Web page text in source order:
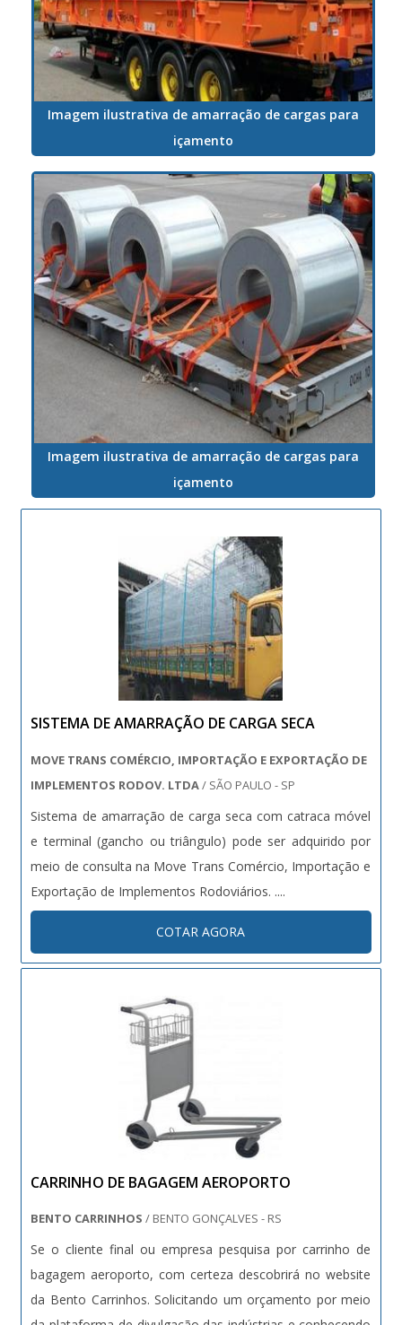
Imagem ilustrativa de amarração de cargas para
içamento
Imagem ilustrativa de amarração de cargas para
içamento
SISTEMA DE AMARRAÇÃO DE CARGA SECA
MOVE TRANS COMÉRCIO, IMPORTAÇÃO E EXPORTAÇÃO DE
IMPLEMENTOS RODOV. LTDA/ SÃO PAULO - SP
Sistema de amarração de carga seca com catraca móvel
e terminal (gancho ou triângulo) pode ser adquirido por
meio de consulta na Move Trans Comércio, Importação e
Exportação de Implementos Rodoviários. ....
COTAR AGORA
CARRINHO DE BAGAGEM AEROPORTO
BENTO CARRINHOS / BENTO GONÇALVES - RS
Se o cliente final ou empresa pesquisa por carrinho de
bagagem aeroporto, com certeza descobrirá no website
da Bento Carrinhos. Solicitando um orçamento por meio